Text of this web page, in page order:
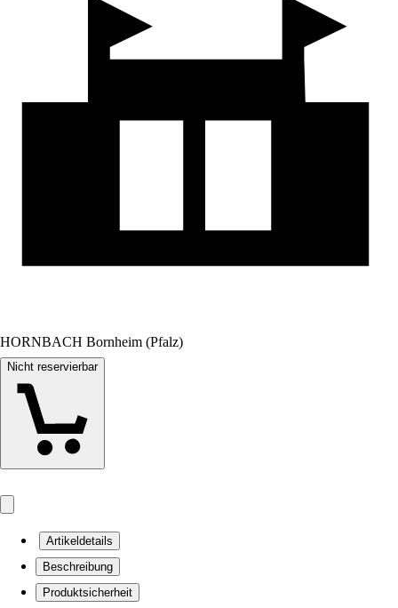
HORNBACH Bornheim (Pfalz)
Nicht reservierbar
Artikeldetails
Beschreibung
Produktsicherheit